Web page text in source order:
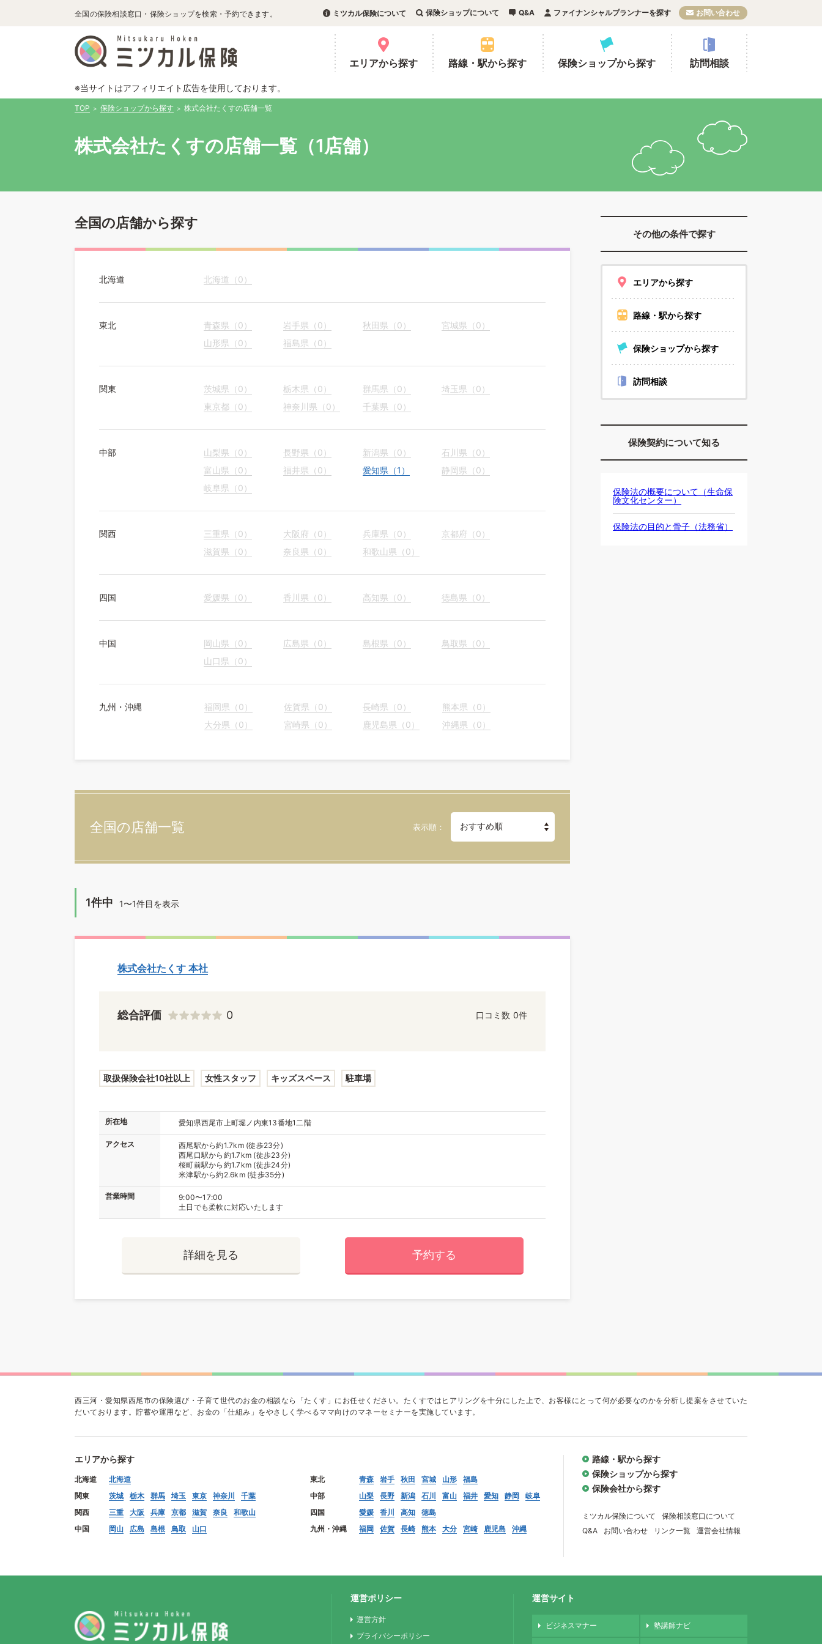
全国の保険相談窓口・保険ショップを検索・予約できます。 ミツカル保険について 保険ショップについて Q&A ファイナンシャルプランナーを探す お問い合わせ
エリアから探す 路線・駅から探す 保険ショップから探す 訪問相談
※当サイトはアフィリエイト広告を使用しております。
TOP 保険ショップから探す 株式会社たくすの店舗一覧
株式会社たくすの店舗一覧（1店舗）
その他の条件で探す
エリアから探す
路線・駅から探す
保険ショップから探す
訪問相談
保険契約について知る
保険法の概要について（生命保
険文化センター）
保険法の目的と骨子（法務省）
全国の店舗から探す
北海道 北海道（0）
東北 青森県（0） 岩手県（0） 秋田県（0）
宮城県（0）
山形県（0）
福島県（0）
関東 茨城県（0） 栃木県（0） 群馬県（0）
埼玉県（0）
東京都（0）
神奈川県（0） 千葉県（0）
中部 山梨県（0） 長野県（0） 新潟県（0）
石川県（0）
富山県（0）
福井県（0） 愛知県（1）
静岡県（0）
岐阜県（0）
関西 三重県（0） 大阪府（0） 兵庫県（0）
京都府（0）
滋賀県（0）
奈良県（0） 和歌山県（0）
四国 愛媛県（0） 香川県（0） 高知県（0） 徳島県（0）
中国 岡山県（0） 広島県（0） 島根県（0）
鳥取県（0）
山口県（0）
九州・沖縄 福岡県（0） 佐賀県（0） 長崎県（0）
熊本県（0）
大分県（0）
宮崎県（0） 鹿児島県（0） 沖縄県（0）
全国の店舗一覧 表示順
1件中 1〜1件目を表示
株式会社たくす 本社
総合評価 0 口コミ数 0件
取扱保険会社10社以上 女性スタッフ キッズスペース 駐車場
所在地 愛知県西尾市上町堀ノ内東13番地1二階
アクセス
西尾駅から約1.7km (徒歩23分)
西尾口駅から約1.7km (徒歩23分)
桜町前駅から約1.7km (徒歩24分)
米津駅から約2.6km (徒歩35分)
営業時間
9:00〜17:00
土日でも柔軟に対応いたします
詳細を見る 予約する
西三河・愛知県西尾市の保険選び・子育て世代のお金の相談なら「たくす」にお任せください。たくすではヒアリングを十分にした上で、お客様にとって何が必要なのかを分析し提案をさせていた
だいております。貯蓄や運用など、お金の「仕組み」をやさしく学べるママ向けのマネーセミナーを実施しています。
エリアから探す
北海道 北海道 東北 青森 岩手 秋田 宮城 山形
福島
関東
茨城 栃木 群馬 埼玉 東京 神奈川 千葉 中部 山梨 長野 新潟 石川 富山 福井 愛知 静岡
岐阜
関西
三重 大阪 兵庫 京都 滋賀 奈良 和歌山 四国 愛媛 香川 高知
徳島
中国
岡山 広島 島根 鳥取 山口 九州・沖縄 福岡 佐賀 長崎 熊本 大分 宮崎 鹿児島 沖縄
路線・駅から探す
保険ショップから探す
保険会社から探す
ミツカル保険について
保険相談窓口について
Q&A
お問い合わせ リンク一覧 運営会社情報
運営ポリシー
運営方針
プライバシーポリシー
運営サイト
ビジネスマナー 塾講師ナビ